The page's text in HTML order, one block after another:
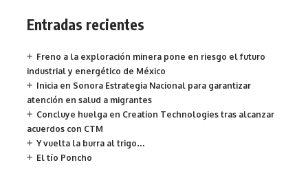
Entradas recientes
Freno a la exploración minera pone en riesgo el futuro
industrial y energético de México
Inicia en Sonora Estrategia Nacional para garantizar
atención en salud a migrantes
Concluye huelga en Creation Technologies tras alcanzar
acuerdos con CTM
Y vuelta la burra al trigo…
El tío Poncho